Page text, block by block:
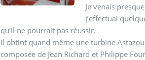
Je venais
j’effectuai
qu’il ne pourrait pas réussir.
Il obtint quand même une turbine
composée de Jean Richard et Philippe